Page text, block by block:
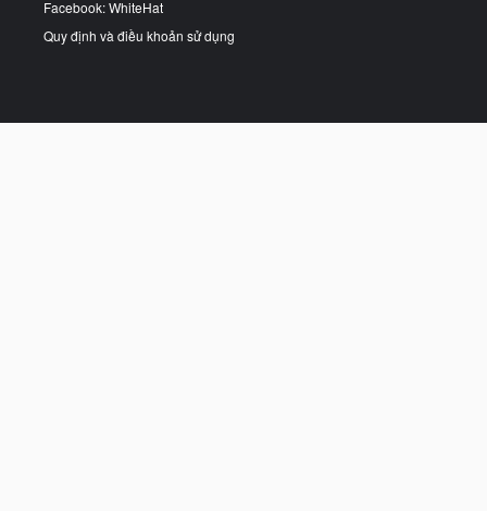
Facebook: WhiteHat
Quy định và điều khoản sử dụng